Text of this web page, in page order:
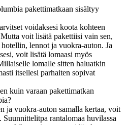
pakettimatkaan sisältyy
voidaksesi koota kohteen
voit lisätä pakettiisi vain sen,
lennot ja vuokra-auton. Ja
voit lisätä lomaasi myös
lomalle sitten haluatkin
itsellesi parhaiten sopivat
kuin varaan pakettimatkan
ja vuokra-auton samalla kertaa, voit
rantalomaa huvilassa